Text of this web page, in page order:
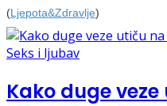
(Ljepota&Zdravlje)
Seks i ljubav
Kako duge